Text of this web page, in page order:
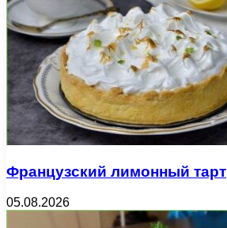
Французский лимонный тарт
05.08.2026